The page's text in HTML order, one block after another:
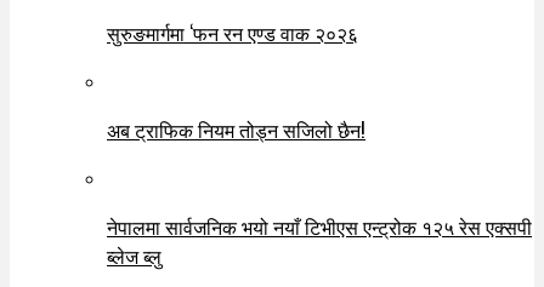
सुरुङमार्गमा ‘फन रन एण्ड वाक २०२६
अब ट्राफिक नियम तोड्न सजिलो छैन!
नेपालमा सार्वजनिक भयो नयाँ टिभीएस एन्ट्रोक १२५ रेस एक्सपी
ब्लेज ब्लु